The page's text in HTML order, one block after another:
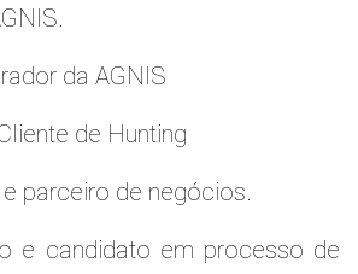
da AGNIS
de Hunting
parceiro de negócios.
e candidato em processo de